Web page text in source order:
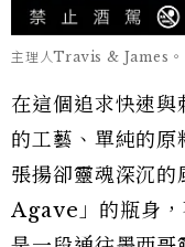
主理人Travis & James。
在這個追求快速
的工藝、單純的
張揚卻靈魂深沉
Agave」的瓶身，